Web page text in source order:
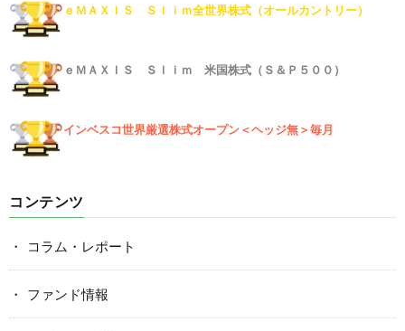
ｅＭＡＸＩＳ Ｓｌｉｍ全世界株式（オールカントリー）
ｅＭＡＸＩＳ Ｓｌｉｍ 米国株式（Ｓ＆Ｐ５００）
インベスコ世界厳選株式オープン＜ヘッジ無＞毎月
コンテンツ
コラム・レポート
ファンド情報